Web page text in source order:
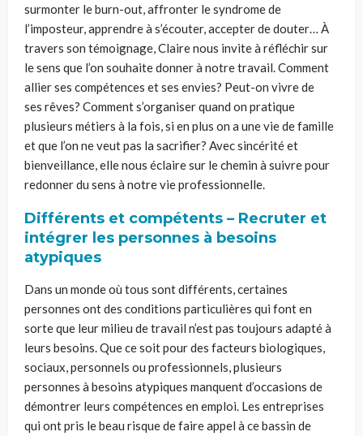
surmonter le burn-out, affronter le syndrome de
l’imposteur, apprendre à s’écouter, accepter de douter… À
travers son témoignage, Claire nous invite à réfléchir sur
le sens que l’on souhaite donner à notre travail. Comment
allier ses compétences et ses envies? Peut-on vivre de
ses rêves? Comment s’organiser quand on pratique
plusieurs métiers à la fois, si en plus on a une vie de famille
et que l’on ne veut pas la sacrifier? Avec sincérité et
bienveillance, elle nous éclaire sur le chemin à suivre pour
redonner du sens à notre vie professionnelle.
Différents et compétents – Recruter et
intégrer les personnes à besoins
atypiques
Dans un monde où tous sont différents, certaines
personnes ont des conditions particulières qui font en
sorte que leur milieu de travail n’est pas toujours adapté à
leurs besoins. Que ce soit pour des facteurs biologiques,
sociaux, personnels ou professionnels, plusieurs
personnes à besoins atypiques manquent d’occasions de
démontrer leurs compétences en emploi. Les entreprises
qui ont pris le beau risque de faire appel à ce bassin de